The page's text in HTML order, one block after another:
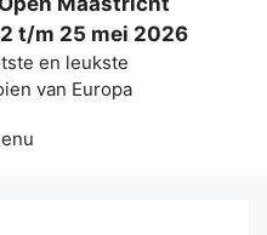
t/m 25 mei 2026
en leukste
van Europa